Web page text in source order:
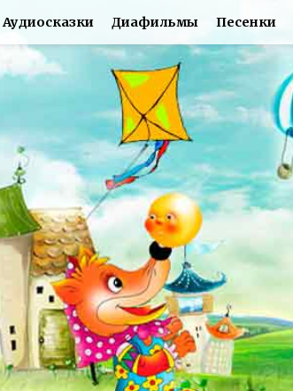
Аудиосказки Диафильмы Песенки